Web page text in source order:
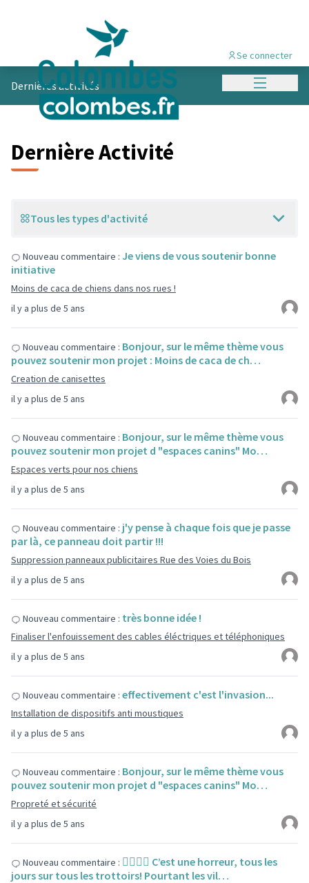
Menu
Se connecter
Dernières activités
Dernière Activité
Tous les types d'activité
il y a plus de 5 ans
Nouveau commentaire : Je viens de vous soutenir bonne
initiative
Moins de caca de chiens dans nos rues !
il y a plus de 5 ans
Nouveau commentaire : Bonjour, sur le même thème vous
pouvez soutenir mon projet : Moins de caca de ch…
Creation de canisettes
il y a plus de 5 ans
Nouveau commentaire : Bonjour, sur le même thème vous
pouvez soutenir mon projet d "espaces canins" Mo…
Espaces verts pour nos chiens
il y a plus de 5 ans
Nouveau commentaire : j'y pense à chaque fois que je passe
par là, ce panneau doit partir !!!
Suppression panneaux publicitaires Rue des Voies du Bois
il y a plus de 5 ans
Nouveau commentaire : très bonne idée !
Finaliser l'enfouissement des cables éléctriques et téléphoniques
il y a plus de 5 ans
Nouveau commentaire : effectivement c'est l'invasion...
Installation de dispositifs anti moustiques
il y a plus de 5 ans
Nouveau commentaire : Bonjour, sur le même thème vous
pouvez soutenir mon projet d "espaces canins" Mo…
Propreté et sécurité
Nouveau commentaire : 👍🏻👍🏻 C’est une horreur, tous les
jours sur tous les trottoirs! Pourtant les vil…